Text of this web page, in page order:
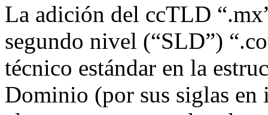
La adición del ccTLD
segundo nivel (“SLD”)
técnico estándar en la
Dominio (por sus siglas en